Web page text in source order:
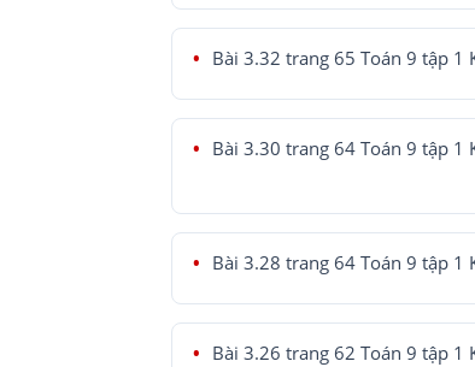
Bài 3.32 trang 65 Toán 9 tập 1
Bài 3.30 trang 64 Toán 9 tập 1
Bài 3.28 trang 64 Toán 9 tập 1
Bài 3.26 trang 62 Toán 9 tập 1